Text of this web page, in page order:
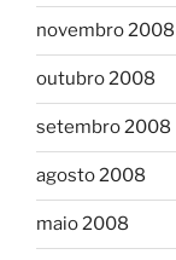
novembro 2008
outubro 2008
setembro 2008
agosto 2008
maio 2008